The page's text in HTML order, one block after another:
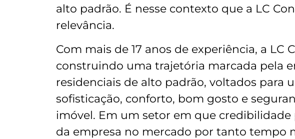
alto padrão. É nesse contexto que a LC
relevância.
Com mais de 17 anos de experiência, a LC
construindo uma trajetória marcada pela
residenciais de alto padrão, voltados para
sofisticação, conforto, bom gosto e
imóvel. Em um setor em que
da empresa no mercado por tanto tempo